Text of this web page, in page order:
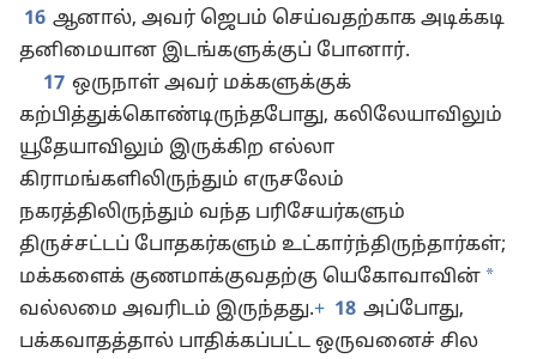
16 ஆனால், அவர் ஜெபம் செய்வதற்காக அடிக்கடி
தனிமையான இடங்களுக்குப் போனார்.
17 ஒருநாள் அவர் மக்களுக்குக்
கற்பித்துக்கொண்டிருந்தபோது, கலிலேயாவிலும்
யூதேயாவிலும் இருக்கிற எல்லா
கிராமங்களிலிருந்தும் எருசலேம்
நகரத்திலிருந்தும் வந்த பரிசேயர்களும்
திருச்சட்டப் போதகர்களும் உட்கார்ந்திருந்தார்கள்;
மக்களைக் குணமாக்குவதற்கு யெகோவாவின் *
வல்லமை அவரிடம் இருந்தது.+ 18 அப்போது,
பக்கவாதத்தால் பாதிக்கப்பட்ட ஒருவனைச் சில